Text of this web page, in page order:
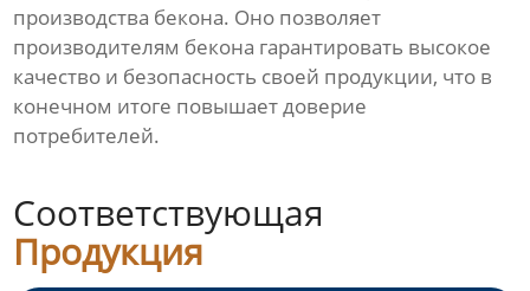
производства бекона. Оно позволяет
производителям бекона гарантировать высокое
качество и безопасность своей продукции, что в
конечном итоге повышает доверие
потребителей.
Соответствующая
Продукция